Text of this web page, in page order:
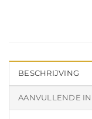
BESCHRIJVING
AANVULLENDE